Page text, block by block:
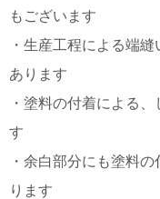
もございます
・生産工程による端
あります
・塗料の付着による
す
・余白部分にも塗料
ります